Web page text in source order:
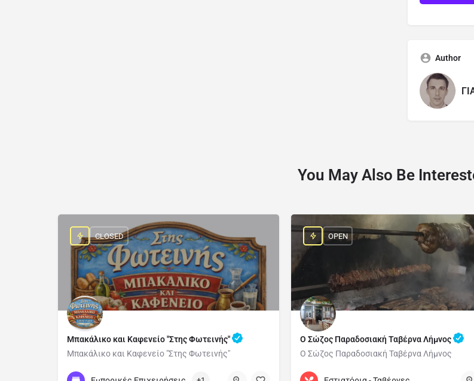
Author
You May Also Be
Μπακάλικο και Καφενείο "Στης Φωτεινής"
Μπακάλικο και Καφενείο "Στης Φωτεινής"
2254092810
CLOSED
Ο Σώζος Παραδοσιακή Ταβέρνα Λήμνος
Ο Σώζος Παραδοσιακή Ταβέρνα Λήμνος
6932 002 260
OPEN